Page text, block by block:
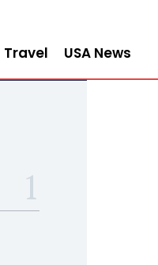
Travel USA News